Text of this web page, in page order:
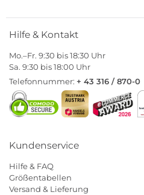
Hilfe & Kontakt
Mo.–Fr. 9:30 bis 18:30 Uhr
Sa. 9:30 bis 18:00 Uhr
Telefonnummer: + 43 316 / 870-0
Kundenservice
Hilfe & FAQ
Größentabellen
Versand & Lieferung